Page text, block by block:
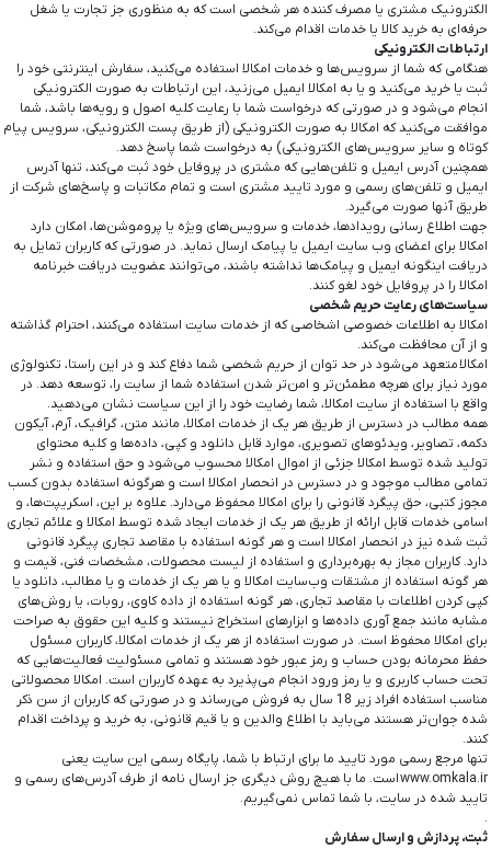
الکترونیک مشتری یا مصرف کننده هر شخصی است که به منظوری جز تجارت یا شغل
حرفه‌ای به خرید کالا یا خدمات اقدام می‌کند.
ارتباطات الکترونیکی
هنگامی که شما از سرویس‌‏ها و خدمات امکالا استفاده می‏‌کنید، سفارش اینترنتی خود را
ثبت یا خرید می‏‌کنید و یا به امکالا ایمیل می‏‌زنید، این ارتباطات به صورت الکترونیکی
انجام می‏‌شود و در صورتی که درخواست شما با رعایت کلیه اصول و رویه‏‌ها باشد، شما
موافقت می‌‏کنید که امکالا به صورت الکترونیکی (از طریق پست الکترونیکی، سرویس پیام
کوتاه و سایر سرویس‌های الکترونیکی) به درخواست شما پاسخ دهد.
همچنین آدرس ایمیل و تلفن‌هایی که مشتری در پروفایل خود ثبت می‌کند، تنها آدرس
ایمیل و تلفن‌های رسمی و مورد تایید مشتری است و تمام مکاتبات و پاسخ‌های شرکت از
طریق آنها صورت می‌گیرد.
جهت اطلاع رسانی رویدادها، خدمات و سرویس‌های ویژه یا پروموشن‌ها، امکان دارد
امکالا برای اعضای وب سایت ایمیل یا پیامک ارسال نماید. در صورتی که کاربران تمایل به
دریافت اینگونه ایمیل و پیامک‌ها نداشته باشند، می‌توانند عضویت دریافت خبرنامه
امکالا را در پروفایل خود لغو کنند.
سیاست‏‌های رعایت حریم شخصی
امکالا به اطلاعات خصوصی اشخاصى که از خدمات سایت استفاده می‏‌کنند، احترام گذاشته
و از آن محافظت می‏‌کند.
امکالا متعهد می‏‌شود در حد توان از حریم شخصی شما دفاع کند و در این راستا، تکنولوژی
مورد نیاز برای هرچه مطمئن‏‌تر و امن‏‌تر شدن استفاده شما از سایت را، توسعه دهد. در
واقع با استفاده از سایت امکالا، شما رضایت خود را از این سیاست نشان می‏‌دهید.
همه مطالب در دسترس از طریق هر یک از خدمات امکالا، مانند متن، گرافیک، آرم، آیکون
دکمه، تصاویر، ویدئوهای تصویری، موارد قابل دانلود و کپی، داده‌ها و کلیه محتوای
تولید شده توسط امکالا جزئی از اموال امکالا محسوب می‏‌شود و حق استفاده و نشر
تمامی مطالب موجود و در دسترس در انحصار امکالا است و هرگونه استفاده بدون کسب
مجوز کتبی، حق پیگرد قانونی را برای امکالا محفوظ می‏‌دارد. علاوه بر این، اسکریپت‌ها، و
اسامی خدمات قابل ارائه از طریق هر یک از خدمات ایجاد شده توسط امکالا و علائم تجاری
ثبت شده نیز در انحصار امکالا است و هر گونه استفاده با مقاصد تجاری پیگرد قانونی
دارد. کاربران مجاز به بهره‌‏برداری و استفاده از لیست محصولات، مشخصات فنی، قیمت و
هر گونه استفاده از مشتقات وب‏‌سایت امکالا و یا هر یک از خدمات و یا مطالب، دانلود یا
کپی کردن اطلاعات با مقاصد تجاری، هر گونه استفاده از داده کاوی، روبات، یا روش‌‏های
مشابه مانند جمع آوری داده‌‏ها و ابزارهای استخراج نیستند و کلیه این حقوق به صراحت
برای امکالا محفوظ است. در صورت استفاده از هر یک از خدمات امکالا، کاربران مسئول
حفظ محرمانه بودن حساب و رمز عبور خود هستند و تمامی مسئولیت فعالیت‌‏هایی که
تحت حساب کاربری و یا رمز ورود انجام می‏‌پذیرد به عهده کاربران است. امکالا محصولاتی
مناسب استفاده افراد زیر 18 سال به فروش می‏‌رساند و در صورتی که کاربران از سن ذکر
شده جوان‌‏تر هستند می‌‏باید با اطلاع والدین و یا قیم قانونی، به خرید و پرداخت اقدام
کنند.
تنها مرجع رسمی مورد تایید ما برای ارتباط با شما، پایگاه رسمی این سایت یعنی
www.omkala.ir است. ما با هیچ روش دیگری جز ارسال نامه از طرف آدرس‏‌های رسمی و
تایید شده در سایت، با شما تماس نمی‌‏گیریم.
.
ثبت، پردازش و ارسال سفارش